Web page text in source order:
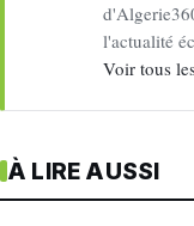
l'actualité
Voir tous
À LIRE AUSSI